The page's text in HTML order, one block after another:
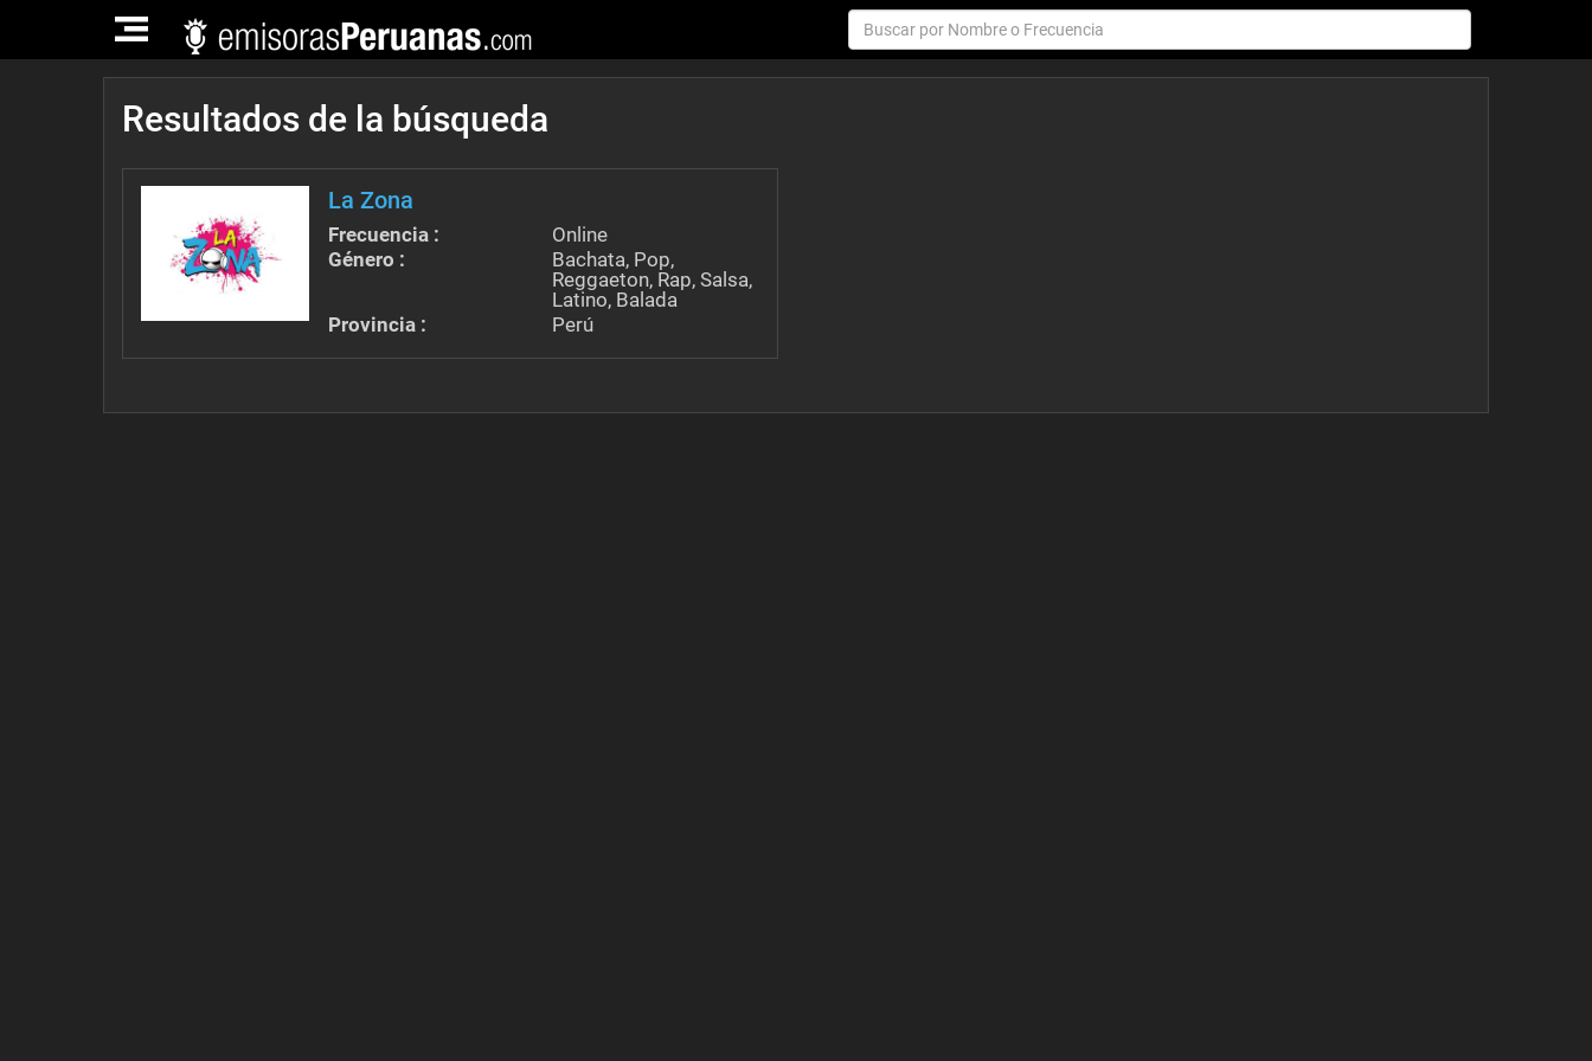
TOGGLE
NAVIGATION
Resultados de la búsqueda
La Zona
Frecuencia :
Online
Género :
Bachata, Pop,
Reggaeton, Rap, Salsa,
Latino, Balada
Provincia :
Perú